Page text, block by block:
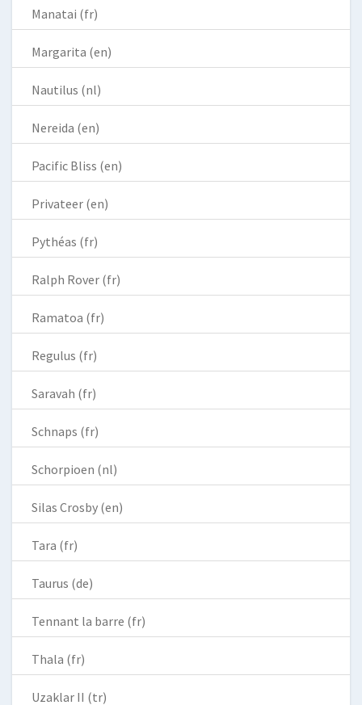
Manatai (fr)
Margarita (en)
Nautilus (nl)
Nereida (en)
Pacific Bliss (en)
Privateer (en)
Pythéas (fr)
Ralph Rover (fr)
Ramatoa (fr)
Regulus (fr)
Saravah (fr)
Schnaps (fr)
Schorpioen (nl)
Silas Crosby (en)
Tara (fr)
Taurus (de)
Tennant la barre (fr)
Thala (fr)
Uzaklar II (tr)